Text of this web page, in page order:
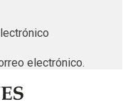
electrónico.